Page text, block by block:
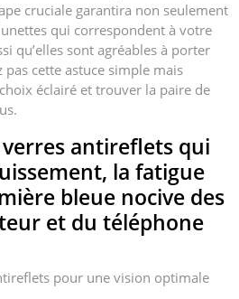
cruciale garantira non seulement
qui correspondent à votre
qu’elles sont agréables à porter
cette astuce simple mais
éclairé et trouver la paire de
antireflets qui
la fatigue
bleue nocive des
et du téléphone
pour une vision optimale